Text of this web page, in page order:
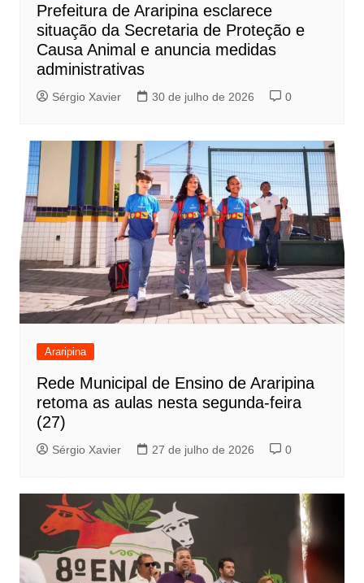
Prefeitura de Araripina esclarece
situação da Secretaria de Proteção e
Causa Animal e anuncia medidas
administrativas
Sérgio Xavier 30 de julho de 2026 0
Araripina
Rede Municipal de Ensino de Araripina
retoma as aulas nesta segunda-feira
(27)
Sérgio Xavier 27 de julho de 2026 0